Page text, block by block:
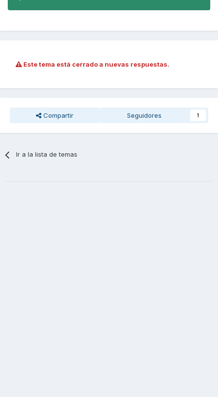
Este tema está cerrado a nuevas respuestas.
Compartir Seguidores 1
Ir a la lista de temas